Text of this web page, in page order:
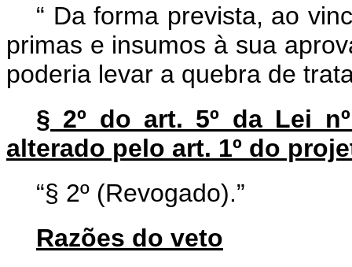
“ Da forma prevista, ao
primas e insumos à sua
poderia levar a quebra de
§ 2º do art. 5º da Lei
alterado pelo art. 1º do
“§ 2º (Revogado).”
Razões do veto